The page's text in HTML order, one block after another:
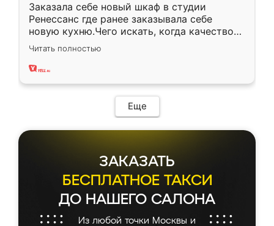
Заказала себе новый шкаф в студии
Ренессанс где ранее заказывала себе
новую кухню.Чего искать, когда качеством
вполне довольна. Служит кухня уже почти
два года, нареканий нет.
Читать полностью
Еще
ЗАКАЗАТЬ
БЕСПЛАТНОЕ ТАКСИ
ДО НАШЕГО САЛОНА
Из любой точки Москвы и